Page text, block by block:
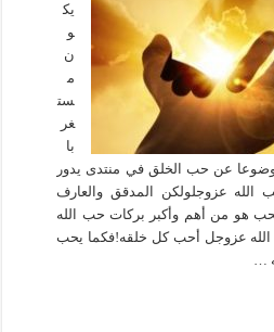
يك
و
ن
م
ست
غر
با
عن حب الخلق في منتدى يدور
عزوجلولكن المدقق والعارف
هو من أهم وأكبر بركات حب الله
الله عزوجل أحب كل خلقه!فكما يحب
…